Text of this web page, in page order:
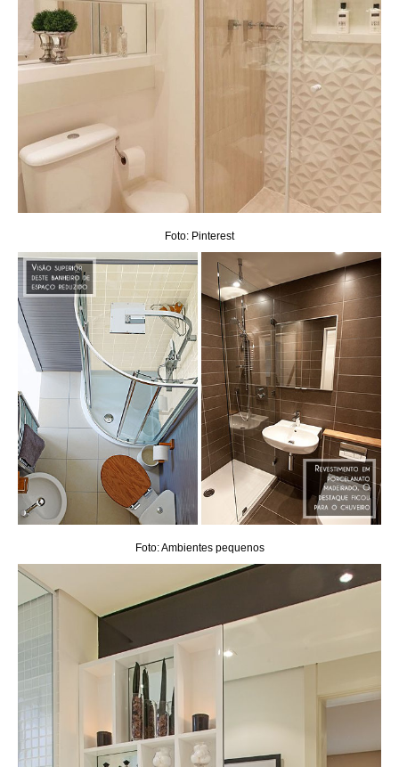
Foto: Pinterest
Foto: Ambientes pequenos